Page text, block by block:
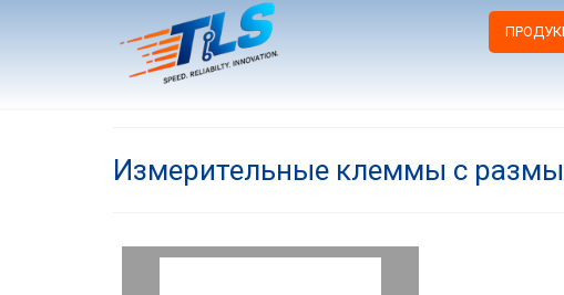
Измерительные клеммы с